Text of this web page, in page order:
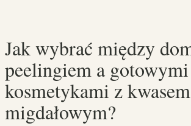
Jak wybrać między
peelingiem a gotowymi
kosmetykami z kwasem
migdałowym?